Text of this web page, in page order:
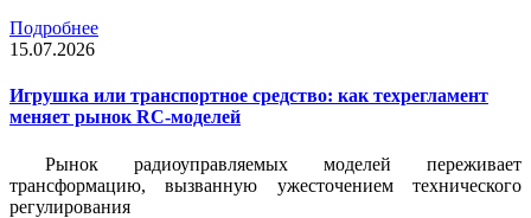
Подробнее
15.07.2026
Игрушка или транспортное средство: как техрегламент
меняет рынок RC-моделей
Рынок радиоуправляемых моделей переживает
трансформацию, вызванную ужесточением технического
регулирования